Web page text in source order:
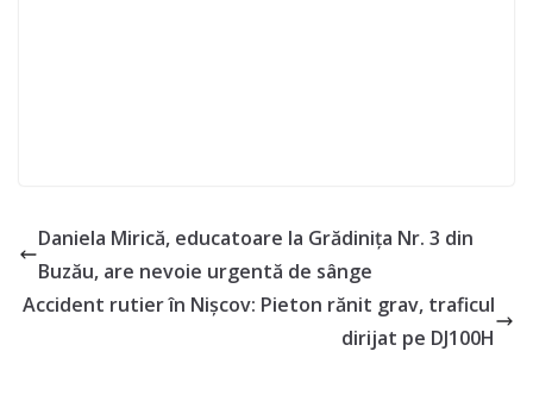
Daniela Mirică, educatoare la Grădinița Nr. 3 din
Buzău, are nevoie urgentă de sânge
Accident rutier în Nișcov: Pieton rănit grav, traficul
dirijat pe DJ100H